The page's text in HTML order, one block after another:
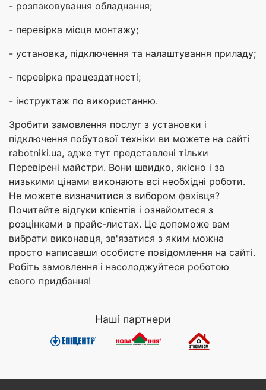
- розпаковування обладнання;
- перевірка місця монтажу;
- установка, підключення та налаштування приладу;
- перевірка працездатності;
- інструктаж по використанню.
Зробити замовлення послуг з установки і
підключення побутової техніки ви можете на сайті
rabotniki.ua, адже тут представлені тільки
Перевірені майстри. Вони швидко, якісно і за
низькими цінами виконають всі необхідні роботи.
Не можете визначитися з вибором фахівця?
Почитайте відгуки клієнтів і ознайомтеся з
розцінками в прайс-листах. Це допоможе вам
вибрати виконавця, зв'язатися з яким можна
просто написавши особисте повідомлення на сайті.
Робіть замовлення і насолоджуйтеся роботою
свого придбання!
Наші партнери